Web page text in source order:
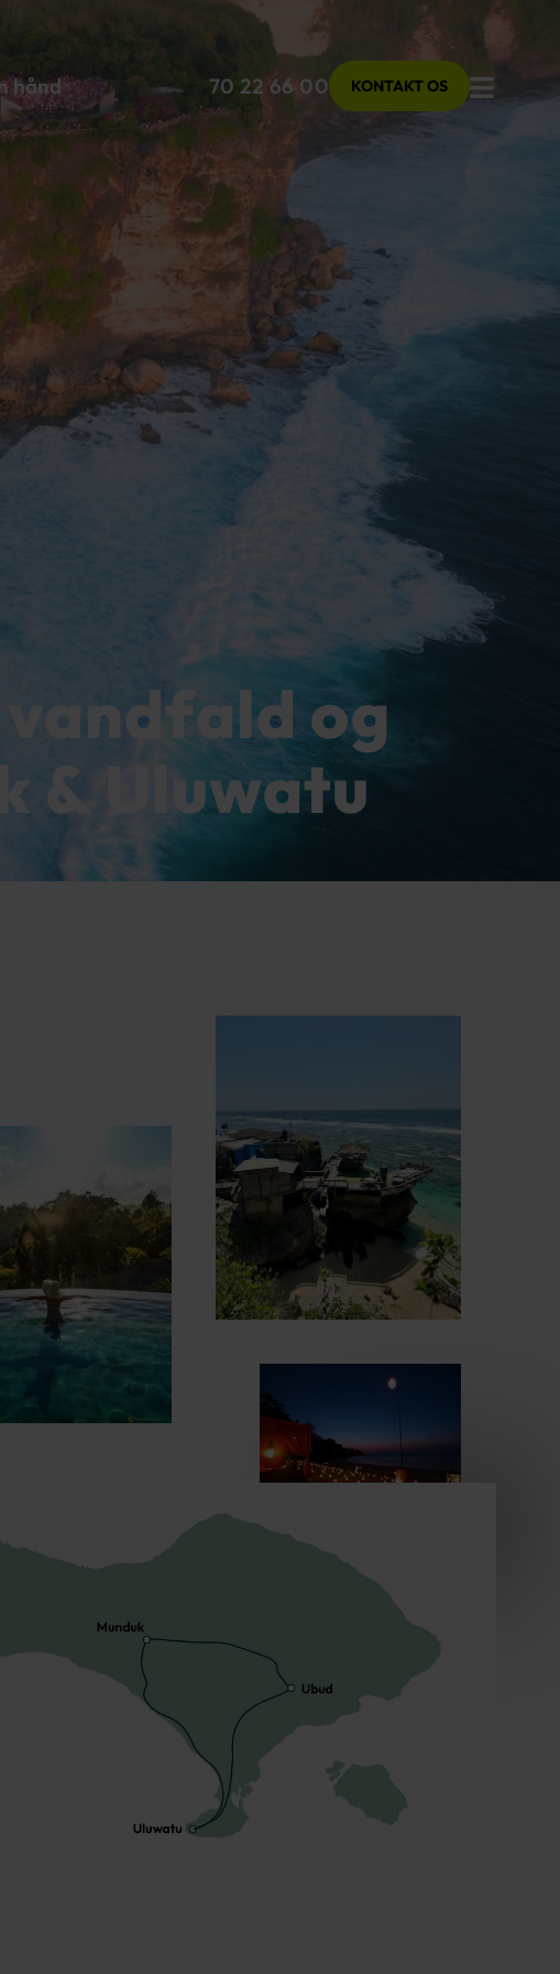
hånd 70 22 66 00 KONTAKT OS Menu
og
& Uluwatu